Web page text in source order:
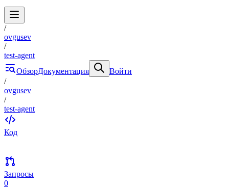
/
ovgusev
/
test-agent
ОбзорДокументация
Войти
/
ovgusev
/
test-agent
Код
Запросы
0